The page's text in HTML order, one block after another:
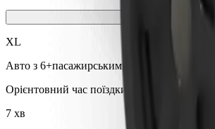
XL
Авто з 6+пасажирськими сидіннями
Орієнтовний час поїздки
7 хв